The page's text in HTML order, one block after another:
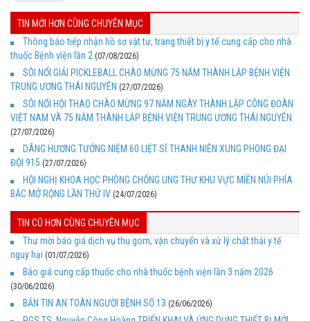
TIN MỚI HƠN CÙNG CHUYÊN MỤC
Thông báo tiếp nhận hồ sơ vật tư, trang thiết bị y tế cung cấp cho nhà
thuốc Bệnh viện lần 2 (07/08/2026)
SÔI NỔI GIẢI PICKLEBALL CHÀO MỪNG 75 NĂM THÀNH LẬP BỆNH VIỆN
TRUNG ƯƠNG THÁI NGUYÊN (27/07/2026)
SÔI NỔI HỘI THAO CHÀO MỪNG 97 NĂM NGÀY THÀNH LẬP CÔNG ĐOÀN
VIỆT NAM VÀ 75 NĂM THÀNH LẬP BỆNH VIỆN TRUNG ƯƠNG THÁI NGUYÊN
(27/07/2026)
DÂNG HƯƠNG TƯỞNG NIỆM 60 LIỆT SĨ THANH NIÊN XUNG PHONG ĐẠI
ĐỘI 915 (27/07/2026)
HỘI NGHỊ KHOA HỌC PHÒNG CHỐNG UNG THƯ KHU VỰC MIỀN NÚI PHÍA
BẮC MỞ RỘNG LẦN THỨ IV (24/07/2026)
TIN CŨ HƠN CÙNG CHUYÊN MỤC
Thư mời báo giá dịch vụ thu gom, vận chuyển và xử lý chất thải y tế
nguy hại (01/07/2026)
Báo giá cung cấp thuốc cho nhà thuốc bệnh viện lần 3 năm 2026
(30/06/2026)
BẢN TIN AN TOÀN NGƯỜI BỆNH SỐ 13 (26/06/2026)